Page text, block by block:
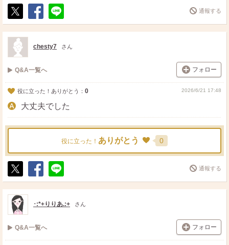
ポ
ス
ト
シ
ェ
送
る
通報する
chesty7 さん
Q&A一覧へ フォロー
役に立った！ありがとう： 0 2026/6/21 17:48
大丈夫でした
役に立った！ ありがとう 0
ポ
ス
ト
シ
ェ
送
る
通報する
･:*+りりあ.:+ さん
Q&A一覧へ フォロー